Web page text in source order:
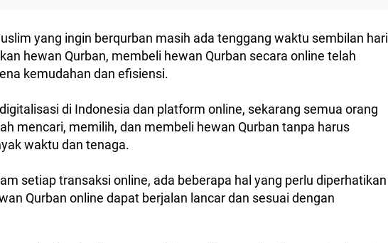
yang ingin berqurban masih ada tenggang waktu sembilan hari
hewan Qurban, membeli hewan Qurban secara online telah
kemudahan dan efisiensi.
di Indonesia dan platform online, sekarang semua orang
mencari, memilih, dan membeli hewan Qurban tanpa harus
waktu dan tenaga.
setiap transaksi online, ada beberapa hal yang perlu diperhatikan
Qurban online dapat berjalan lancar dan sesuai dengan